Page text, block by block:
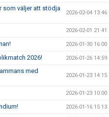
som väljer att stödja
2026-02-04 13:46
2026-02-01 21:41
2026-01-30 16:00
2026! 2026-01-26 14:59
med
2026-01-23 14:15
2026-01-23 10:00
2026-01-16 15:13